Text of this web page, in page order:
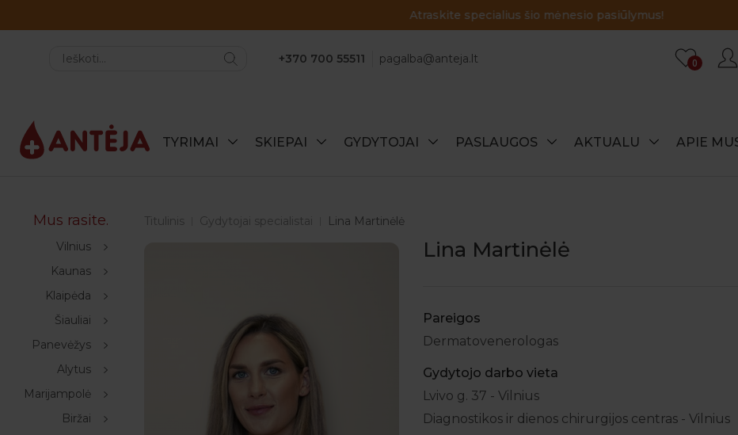
Atraskite specialius šio mėnesio pasiūlymus!
+370 700 55511 pagalba@anteja.lt 0
TYRIMAI SKIEPAI GYDYTOJAI PASLAUGOS AKTUALU APIE
Mus rasite.
Vilnius
Kaunas
Klaipėda
Šiauliai
Panevėžys
Alytus
Marijampolė
Biržai
Titulinis Gydytojai specialistai Lina Martinėlė
Lina Martinėlė
Pareigos
Dermatovenerologas
Gydytojo darbo vieta
Lvivo g. 37 - Vilnius
Diagnostikos ir dienos chirurgijos centras - Vilnius